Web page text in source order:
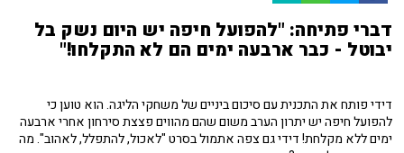
דברי פתיחה: "להפועל חיפה יש היום נשק בל
יבוטל - כבר ארבעה ימים הם לא התקלחו!"
דידי פותח את התכנית עם סיכום ביניים של משחקי הליגה. הוא טוען כי
להפועל חיפה יש יתרון הערב משום שהם מהווים פצצת סירחון אחרי ארבעה
ימים ללא מקלחת! דידי גם צפה אתמול בסרט "לאכול, להתפלל, לאהוב". מה